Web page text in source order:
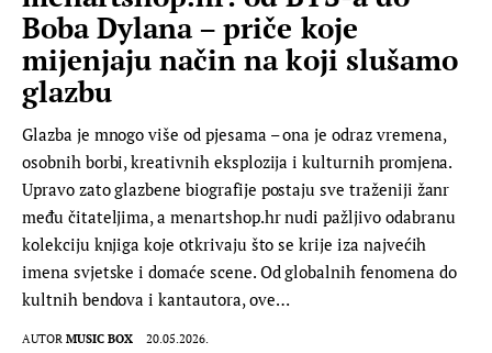
Boba Dylana – priče koje
mijenjaju način na koji slušamo
glazbu
Glazba je mnogo više od pjesama – ona je odraz vremena,
osobnih borbi, kreativnih eksplozija i kulturnih promjena.
Upravo zato glazbene biografije postaju sve traženiji žanr
među čitateljima, a menartshop.hr nudi pažljivo odabranu
kolekciju knjiga koje otkrivaju što se krije iza najvećih
imena svjetske i domaće scene. Od globalnih fenomena do
kultnih bendova i kantautora, ove…
AUTOR MUSIC BOX 20.05.2026.